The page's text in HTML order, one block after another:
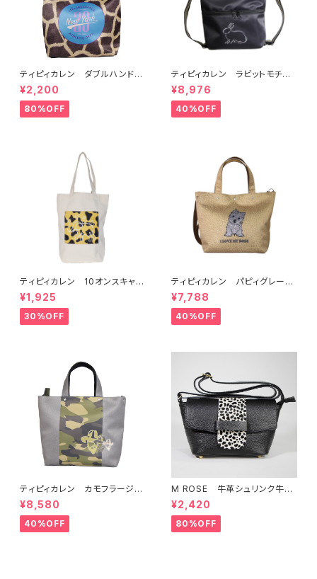
ティピィカレン ダブルハンドル
ジラフビッグトートバッグ
¥2,200
80%OFF
ティピィカレン ラビットモチー
フ2WAYショルダーリュック
¥8,976
40%OFF
ティピィカレン 10オンスキャン
バス外ポケット縦長マイバッグ
¥1,925
30%OFF
ティピィカレン パピィグレーテ
リア2WAYハンドバッグ
¥7,788
40%OFF
ティピィカレン カモフラージュ
柄スクエア2WAYバッグ
¥8,580
40%OFF
M ROSE 牛革シュリンク牛毛
ダルメシアンプリントフラップシ
ョルダーバッグ ブラック
¥2,420
80%OFF